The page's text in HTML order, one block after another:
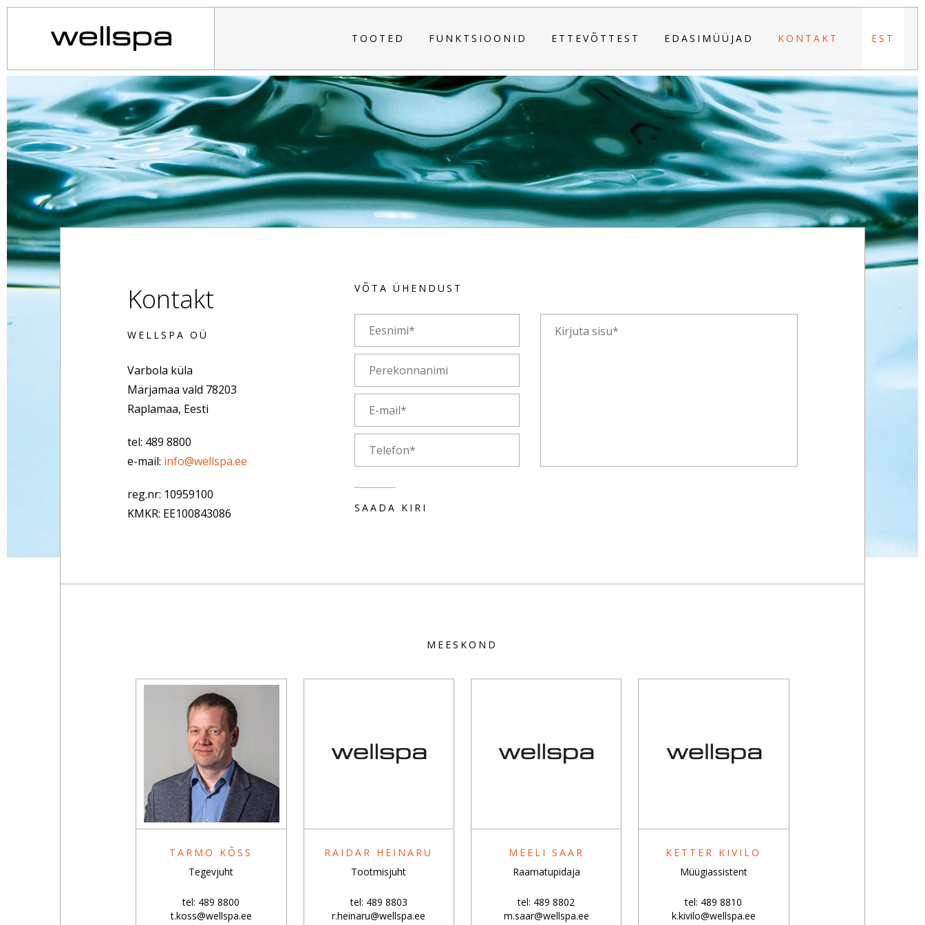
EST
TOOTED FUNKTSIOONID ETTEVÕTTEST EDASIMÜÜJAD KONTAKT
Kontakt
WELLSPA OÜ
Varbola küla
Märjamaa vald 78203
Raplamaa, Eesti
tel: 489 8800
e-mail: info@wellspa.ee
reg.nr: 10959100
KMKR: EE100843086
VÕTA ÜHENDUST
MEESKOND
TARMO KÕSS
Tegevjuht
tel: 489 8800
t.koss@wellspa.ee
RAIDAR HEINARU
Tootmisjuht
tel: 489 8803
r.heinaru@wellspa.ee
MEELI SAAR
Raamatupidaja
tel: 489 8802
m.saar@wellspa.ee
KETTER KIVILO
Müügiassistent
tel: 489 8810
k.kivilo@wellspa.ee